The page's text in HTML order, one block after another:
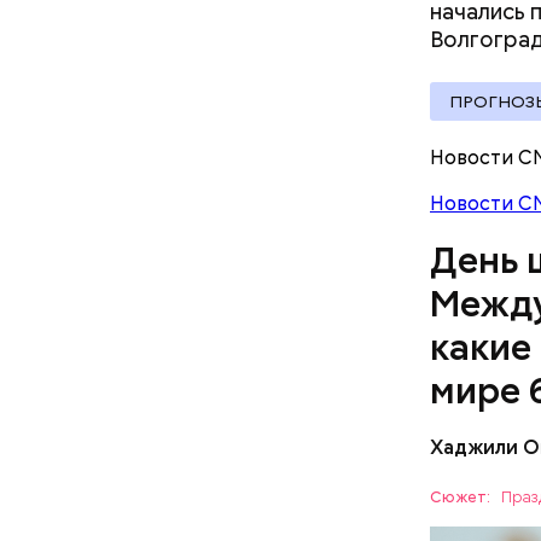
начались
Новости
Новости
День
мире
Хаджили
Сюжет:
пальцам
босиком
Вред
А врач-